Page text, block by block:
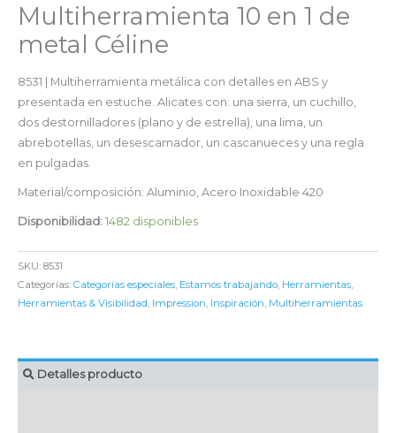
Multiherramienta 10 en 1 de
metal Céline
8531 | Multiherramienta metálica con detalles en ABS y
presentada en estuche. Alicates con: una sierra, un cuchillo,
dos destornilladores (plano y de estrella), una lima, un
abrebotellas, un desescamador, un cascanueces y una regla
en pulgadas.
Material/composición: Aluminio, Acero Inoxidable 420
Disponibilidad: 1482 disponibles
SKU: 8531
Categorías: Categorías especiales, Estamos trabajando, Herramientas,
Herramientas & Visibilidad, Impression, Inspiración, Multiherramientas
Detalles producto